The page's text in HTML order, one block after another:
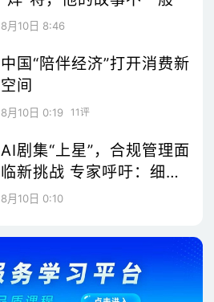
8月10日 8:46
中国“陪伴经济”打开消费新
空间
8月10日 0:19 11评
AI剧集“上星”，合规管理面
临新挑战 专家呼吁：细化
分类审查标准构建数字资
8月10日 0:10